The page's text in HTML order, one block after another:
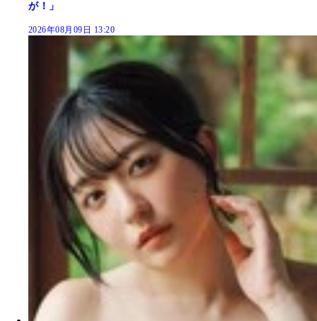
が！」
2026年08月09日 13:20